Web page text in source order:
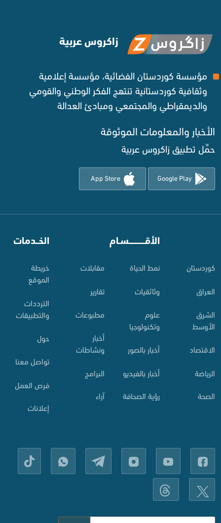
زاكروس عربية
مؤسسة كوردستان الفضائية، مؤسسة إعلامية
وثقافية كوردستانية تنتهج الفكر الوطني والقومي
والديمقراطي والمجتمعي ومبادئ العدالة ‌
الأخبار والمعلومات الموثوقة‌
حمِّل تطبيق زاكروس عربية
Google Play
App Store
کوردستان
العراق
الشرق
الأوسط
الاقتصاد
الرياضة
الصحة
الأقـــــــــــسـام
نمط الحياة
وثائقيات
علوم
وتكنولوجيا
أخبار بالصور
أخبار بالفيديو
رؤية الصحافة
مقابلات
تقارير
مطبوعات
أخبار
ونشاطات
البرامج
آراء
الخــدمات
خريطة
الموقع
الترددات
والتطبيقات
حول
تواصل معنا
فرص العمل
إعلانات